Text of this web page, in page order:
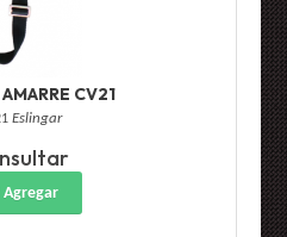
CV21
Eslingar
Agregar